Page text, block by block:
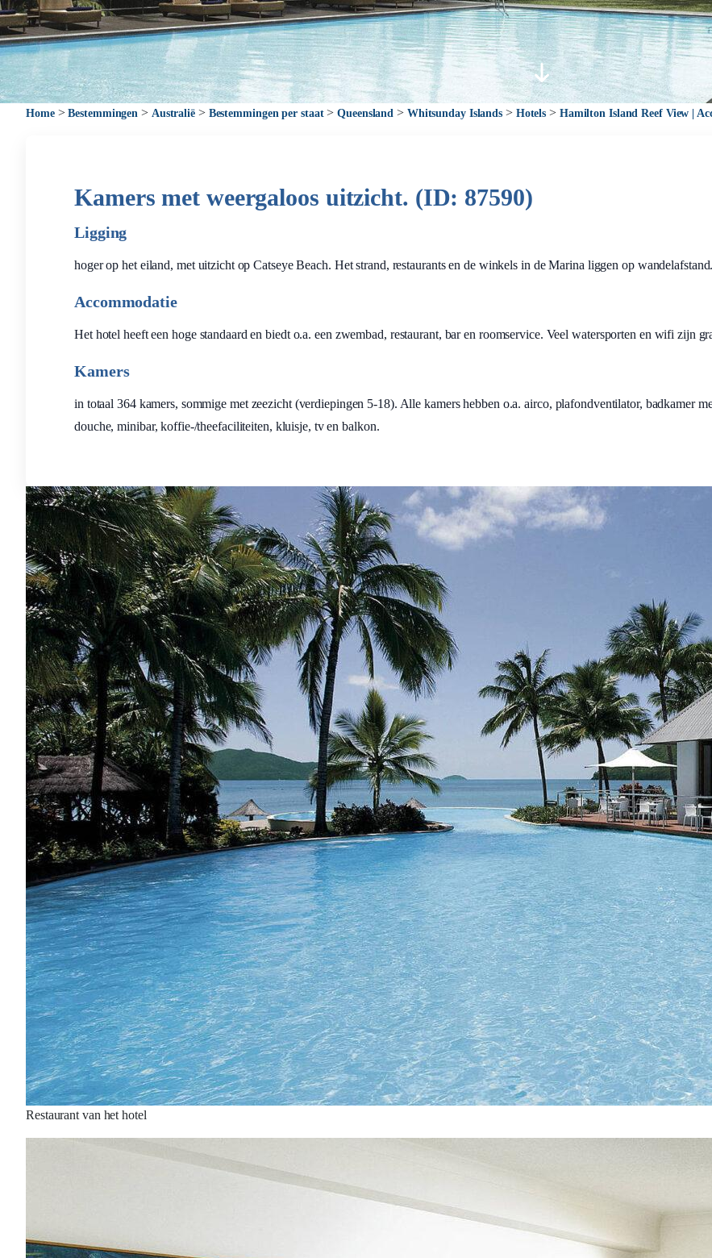
Home>Bestemmingen > Australië> Bestemmingen per staat>Queensland > Whitsunday Islands > Hotels > Hamilton Island Reef View |
Kamers met weergaloos uitzicht. (ID: 87590)
Ligging
hoger op het eiland, met uitzicht op Catseye Beach. Het strand, restaurants en de winkels in de Marina liggen op wandelafstand.
Accommodatie
Het hotel heeft een hoge standaard en biedt o.a. een zwembad, restaurant, bar en roomservice. Veel watersporten en wifi zijn
Kamers
in totaal 364 kamers, sommige met zeezicht (verdiepingen 5-18). Alle kamers hebben o.a. airco, plafondventilator, badkamer
douche, minibar, koffie-/theefaciliteiten, kluisje, tv en balkon.
Restaurant van het hotel